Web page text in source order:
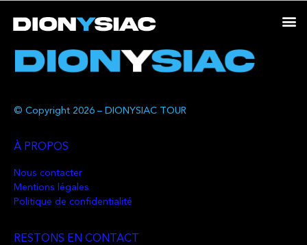
© Copyright 2026 – DIONYSIAC TOUR
À PROPOS
Nous contacter
Mentions légales
Politique de confidentialité
RESTONS EN CONTACT